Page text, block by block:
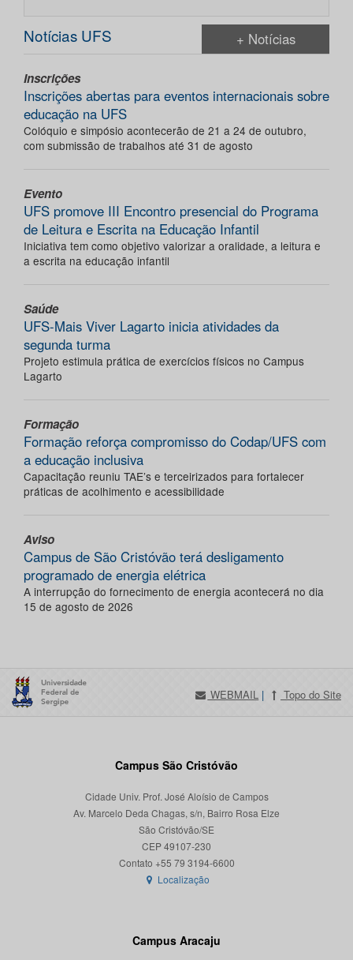
Notícias UFS + Notícias
Inscrições
Inscrições abertas para eventos internacionais sobre
educação na UFS
Colóquio e simpósio acontecerão de 21 a 24 de outubro,
com submissão de trabalhos até 31 de agosto
Evento
UFS promove III Encontro presencial do Programa
de Leitura e Escrita na Educação Infantil
Iniciativa tem como objetivo valorizar a oralidade, a leitura e
a escrita na educação infantil
Saúde
UFS-Mais Viver Lagarto inicia atividades da
segunda turma
Projeto estimula prática de exercícios físicos no Campus
Lagarto
Formação
Formação reforça compromisso do Codap/UFS com
a educação inclusiva
Capacitação reuniu TAE’s e terceirizados para fortalecer
práticas de acolhimento e acessibilidade
Aviso
Campus de São Cristóvão terá desligamento
programado de energia elétrica
A interrupção do fornecimento de energia acontecerá no dia
15 de agosto de 2026
WEBMAIL | Topo do Site
Campus São Cristóvão
Cidade Univ. Prof. José Aloísio de Campos
Av. Marcelo Deda Chagas, s/n, Bairro Rosa Elze
São Cristóvão/SE
CEP 49107-230
Localização
Campus Aracaju